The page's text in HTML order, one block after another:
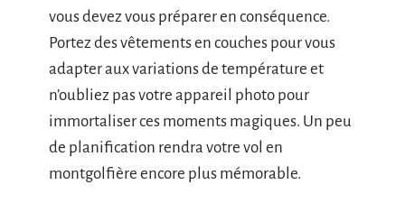
vous devez vous préparer en conséquence.
Portez des vêtements en couches pour vous
adapter aux variations de température et
n’oubliez pas votre appareil photo pour
immortaliser ces moments magiques. Un peu
de planification rendra votre vol en
montgolfière encore plus mémorable.